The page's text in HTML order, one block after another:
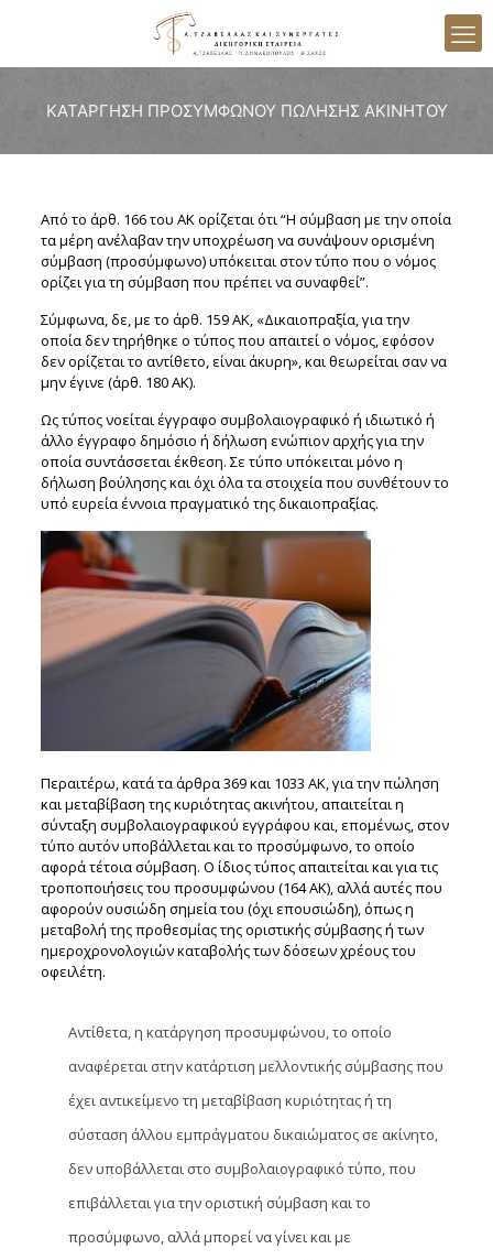
ΚΑΤΑΡΓΗΣΗ ΠΡΟΣΥΜΦΩΝΟΥ ΠΩΛΗΣΗΣ ΑΚΙΝΗΤΟΥ
Από το άρθ. 166 του AK ορίζεται ότι “H σύμβαση με την οποία
τα μέρη ανέλαβαν την υποχρέωση να συνάψουν ορισμένη
σύμβαση (προσύμφωνο) υπόκειται στον τύπο που ο νόμος
ορίζει για τη σύμβαση που πρέπει να συναφθεί”.
Σύμφωνα, δε, με το άρθ. 159 ΑΚ, «Δικαιοπραξία, για την
οποία δεν τηρήθηκε ο τύπος που απαιτεί ο νόμος, εφόσον
δεν ορίζεται το αντίθετο, είναι άκυρη», και θεωρείται σαν να
μην έγινε (άρθ. 180 ΑΚ).
Ως τύπος νοείται έγγραφο συμβολαιογραφικό ή ιδιωτικό ή
άλλο έγγραφο δημόσιο ή δήλωση ενώπιον αρχής για την
οποία συντάσσεται έκθεση. Σε τύπο υπόκειται μόνο η
δήλωση βούλησης και όχι όλα τα στοιχεία που συνθέτουν το
υπό ευρεία έννοια πραγματικό της δικαιοπραξίας.
Περαιτέρω, κατά τα άρθρα 369 και 1033 ΑΚ, για την πώληση
και μεταβίβαση της κυριότητας ακινήτου, απαιτείται η
σύνταξη συμβολαιογραφικού εγγράφου και, επομένως, στον
τύπο αυτόν υποβάλλεται και το προσύμφωνο, το οποίο
αφορά τέτοια σύμβαση. Ο ίδιος τύπος απαιτείται και για τις
τροποποιήσεις του προσυμφώνου (164 ΑΚ), αλλά αυτές που
αφορούν ουσιώδη σημεία του (όχι επουσιώδη), όπως η
μεταβολή της προθεσμίας της οριστικής σύμβασης ή των
ημεροχρονολογιών καταβολής των δόσεων χρέους του
οφειλέτη.
Αντίθετα, η κατάργηση προσυμφώνου, το οποίο
αναφέρεται στην κατάρτιση μελλοντικής σύμβασης που
έχει αντικείμενο τη μεταβίβαση κυριότητας ή τη
σύσταση άλλου εμπράγματου δικαιώματος σε ακίνητο,
δεν υποβάλλεται στο συμβολαιογραφικό τύπο, που
επιβάλλεται για την οριστική σύμβαση και το
προσύμφωνο, αλλά μπορεί να γίνει και με